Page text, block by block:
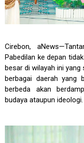
Cirebon,
Pabedilan ke depan
besar di wilayah ini
berbagai daerah yang
berbeda akan
budaya ataupun ideologi.